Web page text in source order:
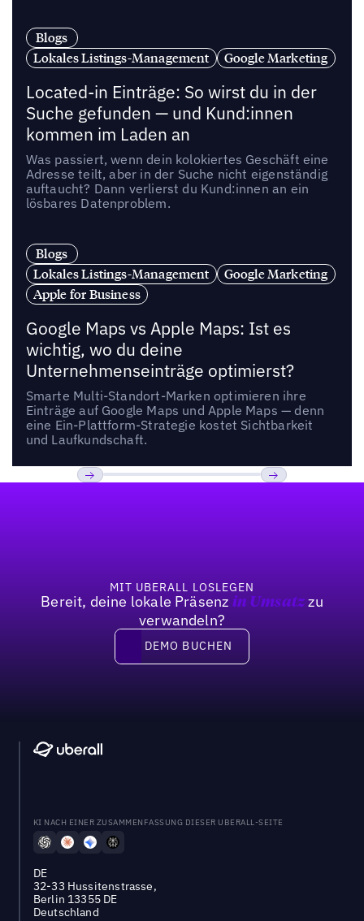
Blogs
Lokales Listings-Management
Google Marketing
Located-in Einträge: So wirst du in der
Suche gefunden — und Kund:innen
kommen im Laden an
Was passiert, wenn dein kolokiertes Geschäft eine
Adresse teilt, aber in der Suche nicht eigenständig
auftaucht? Dann verlierst du Kund:innen an ein
lösbares Datenproblem.
Blogs
Lokales Listings-Management
Google Marketing
Apple for Business
Google Maps vs Apple Maps: Ist es
wichtig, wo du deine
Unternehmenseinträge optimierst?
Smarte Multi-Standort-Marken optimieren ihre
Einträge auf Google Maps und Apple Maps — denn
eine Ein-Plattform-Strategie kostet Sichtbarkeit
und Laufkundschaft.
MIT UBERALL LOSLEGEN
Bereit, deine lokale Präsenz in Umsatzzu
verwandeln?
DEMO BUCHEN
DEMO BUCHEN
KI NACH EINER ZUSAMMENFASSUNG DIESER UBERALL-SEITE
DE
32-33 Hussitenstrasse,
Berlin 13355 DE
Deutschland